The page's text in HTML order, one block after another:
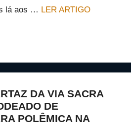
lá aos … LER ARTIGO
DA VIA SACRA
DE
POLÊMICA NA